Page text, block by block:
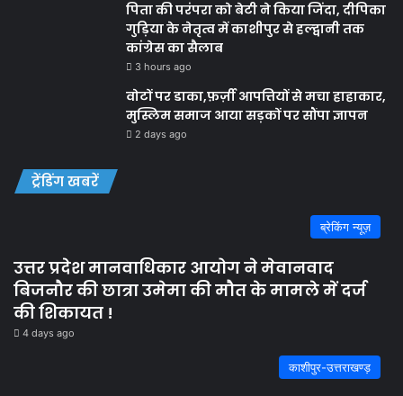
पिता की परंपरा को बेटी ने किया जिंदा, दीपिका
गुड़िया के नेतृत्व में काशीपुर से हल्द्वानी तक
कांग्रेस का सैलाब
3 hours ago
वोटों पर डाका,फ़र्ज़ी आपत्तियों से मचा हाहाकार,
मुस्लिम समाज आया सड़कों पर सौंपा ज्ञापन
2 days ago
ट्रेंडिंग खबरें
ब्रेकिंग न्यूज़
उत्तर प्रदेश मानवाधिकार आयोग ने मेवानवाद
बिजनौर की छात्रा उमेमा की मौत के मामले में दर्ज
की शिकायत !
4 days ago
काशीपुर-उत्तराखण्ड़